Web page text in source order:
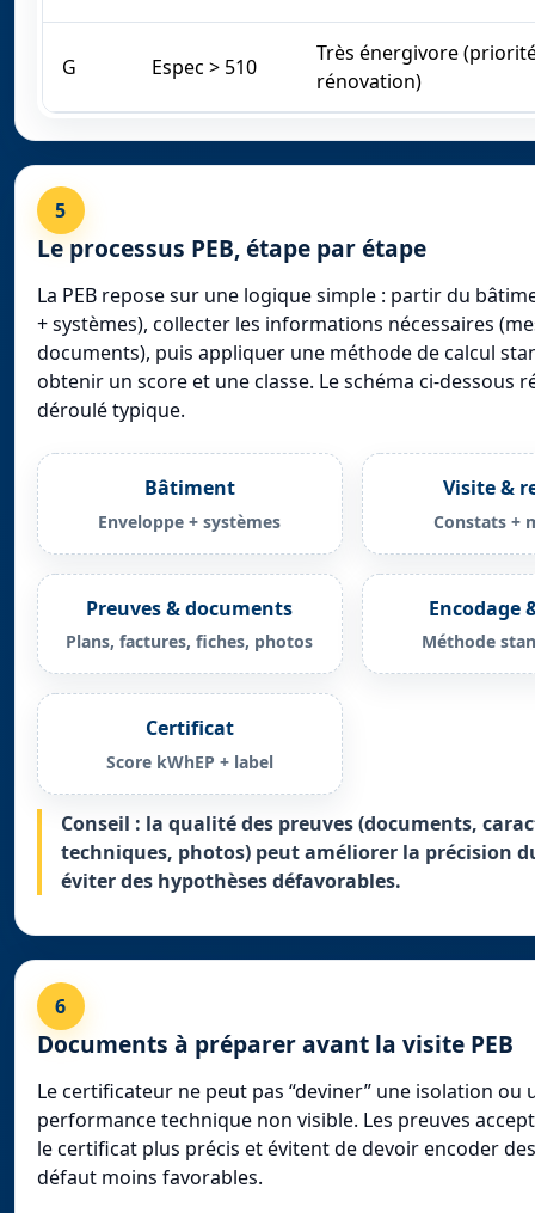
G Espec > 510
Très énergivore
rénovation)
5
Le processus PEB, étape par étape
La PEB repose sur une logique simple : partir du
+ systèmes), collecter les informations nécessaires
documents), puis appliquer une méthode de calcul
obtenir un score et une classe. Le schéma ci-dessous
déroulé typique.
Bâtiment
Enveloppe + systèmes
Visite &
Constats +
Preuves & documents
Plans, factures, fiches, photos
Encodage
Méthode
Certificat
Score kWhEP + label
Conseil : la qualité des preuves (documents,
techniques, photos) peut améliorer la précision
éviter des hypothèses défavorables.
6
Documents à préparer avant la visite PEB
Le certificateur ne peut pas “deviner” une isolation ou
performance technique non visible. Les preuves
le certificat plus précis et évitent de devoir encoder
défaut moins favorables.